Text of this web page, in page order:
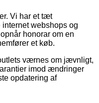
Vi har et tæt
webshops og
honorar om en
et køb.
værnes om jævnligt,
imod ændringer
opdatering af